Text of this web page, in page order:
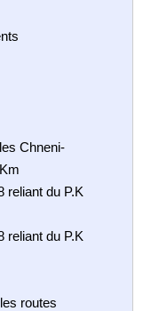
Chneni-
reliant du P.K
reliant du P.K
routes